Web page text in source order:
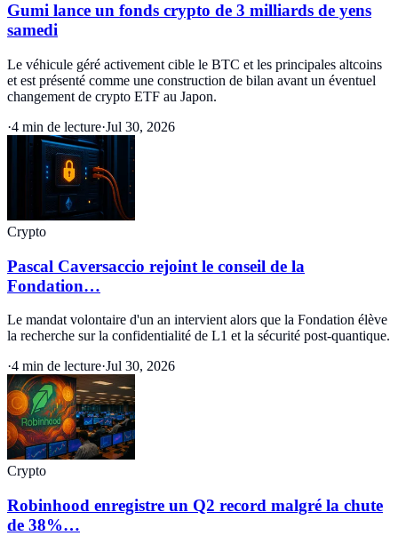
Gumi lance un fonds crypto de 3 milliards de yens
samedi
Le véhicule géré activement cible le BTC et les principales altcoins
et est présenté comme une construction de bilan avant un éventuel
changement de crypto ETF au Japon.
·4 min de lecture·Jul 30, 2026
Crypto
Pascal Caversaccio rejoint le conseil de la
Fondation…
Le mandat volontaire d'un an intervient alors que la Fondation élève
la recherche sur la confidentialité de L1 et la sécurité post-quantique.
·4 min de lecture·Jul 30, 2026
Crypto
Robinhood enregistre un Q2 record malgré la chute
de 38%…